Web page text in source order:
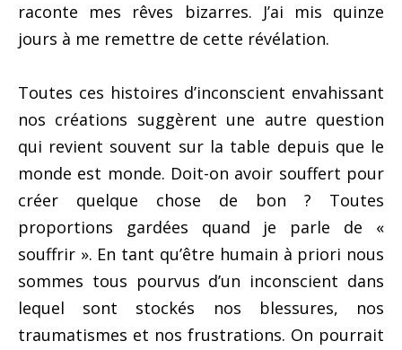
raconte mes rêves bizarres. J’ai mis quinze
jours à me remettre de cette révélation.
Toutes ces histoires d’inconscient envahissant
nos créations suggèrent une autre question
qui revient souvent sur la table depuis que le
monde est monde. Doit-on avoir souffert pour
créer quelque chose de bon ? Toutes
proportions gardées quand je parle de «
souffrir ». En tant qu’être humain à priori nous
sommes tous pourvus d’un inconscient dans
lequel sont stockés nos blessures, nos
traumatismes et nos frustrations. On pourrait